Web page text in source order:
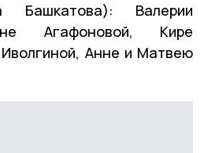
Башкатова): Валерии
Агафоновой, Кире
Анне и Матвею